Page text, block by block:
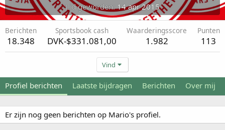
Lid geworden 14 apr 2015
Berichten
18.348
Sportsbook cash
DVK-$331.081,00
Waarderingsscore
1.982
Punten
113
Vind
Profiel berichten Laatste bijdragen Berichten Over mij
Er zijn nog geen berichten op Mario's profiel.